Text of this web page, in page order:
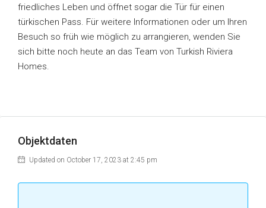
friedliches Leben und öffnet sogar die Tür für einen
türkischen Pass. Für weitere Informationen oder um Ihren
Besuch so früh wie möglich zu arrangieren, wenden Sie
sich bitte noch heute an das Team von Turkish Riviera
Homes.
Objektdaten
Updated on October 17, 2023 at 2:45 pm